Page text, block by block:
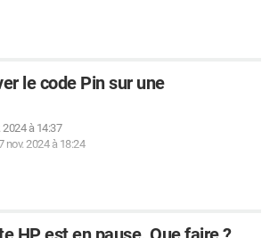
le code Pin sur une
2024 à 14:37
nov. 2024 à 18:24